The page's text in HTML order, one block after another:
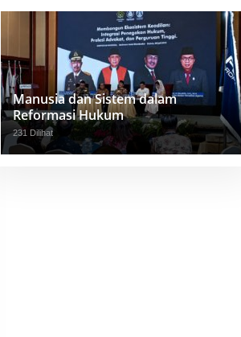
Manusia dan Sistem dalam
Reformasi Hukum
231 Dilihat